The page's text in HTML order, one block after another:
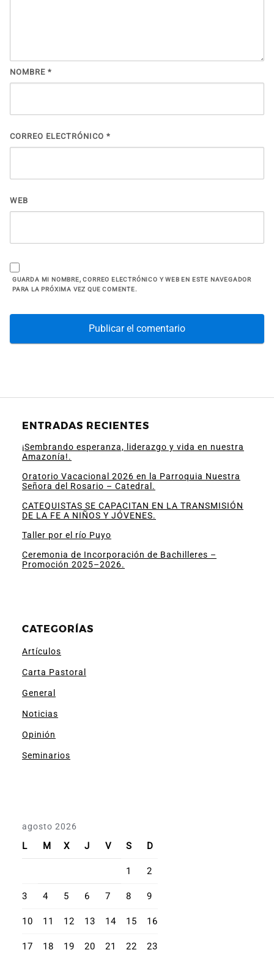
NOMBRE *
CORREO ELECTRÓNICO *
WEB
GUARDA MI NOMBRE, CORREO ELECTRÓNICO Y WEB EN ESTE NAVEGADOR
PARA LA PRÓXIMA VEZ QUE COMENTE.
ENTRADAS RECIENTES
¡Sembrando esperanza, liderazgo y vida en nuestra
Amazonía!.
Oratorio Vacacional 2026 en la Parroquia Nuestra
Señora del Rosario – Catedral.
CATEQUISTAS SE CAPACITAN EN LA TRANSMISIÓN
DE LA FE A NIÑOS Y JÓVENES.
Taller por el río Puyo
Ceremonia de Incorporación de Bachilleres –
Promoción 2025–2026.
CATEGORÍAS
Artículos
Carta Pastoral
General
Noticias
Opinión
Seminarios
agosto 2026
L M X J V S D
1 2
3 4 5 6 7 8 9
10 11 12 13 14 15 16
17 18 19 20 21 22 23